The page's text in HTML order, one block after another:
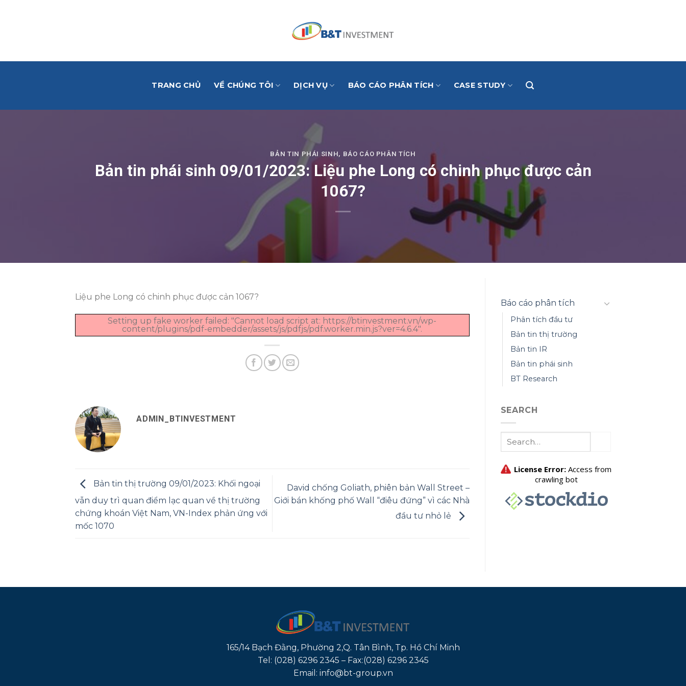
TRANG CHỦ VỀ CHÚNG TÔI DỊCH VỤ BÁO CÁO PHÂN TÍCH CASE STUDY
BẢN TIN PHÁI SINH, BÁO CÁO PHÂN TÍCH
Bản tin phái sinh 09/01/2023: Liệu phe Long có chinh phục được cản
1067?
Liệu phe Long có chinh phục được cản 1067?
Setting up fake worker failed: "Cannot load script at: https://btinvestment.vn/wp-
content/plugins/pdf-embedder/assets/js/pdfjs/pdf.worker.min.js?ver=4.6.4".
ADMIN_BTINVESTMENT
Bản tin thị trường 09/01/2023: Khối ngoại
vẫn duy trì quan điểm lạc quan về thị trường
chứng khoán Việt Nam, VN-Index phản ứng với
mốc 1070
David chống Goliath, phiên bản Wall Street –
Giới bán khống phố Wall “điêu đứng” vì các Nhà
đầu tư nhỏ lẻ
Báo cáo phân tích
Phân tích đầu tư
Bản tin thị trường
Bản tin IR
Bản tin phái sinh
BT Research
SEARCH
165/14 Bạch Đằng, Phường 2,Q. Tân Bình, Tp. Hồ Chí Minh
Tel: (028) 6296 2345 – Fax:(028) 6296 2345
Email: info@bt-group.vn